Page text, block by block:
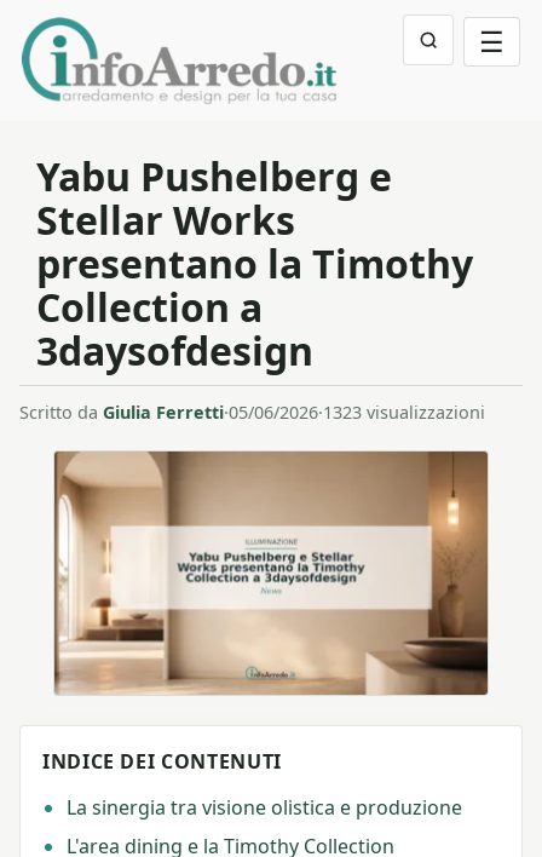
☰
Yabu Pushelberg e
Stellar Works
presentano la Timothy
Collection a
3daysofdesign
Scritto da Giulia Ferretti·05/06/2026·1323 visualizzazioni
INDICE DEI CONTENUTI
La sinergia tra visione olistica e produzione
L'area dining e la Timothy Collection